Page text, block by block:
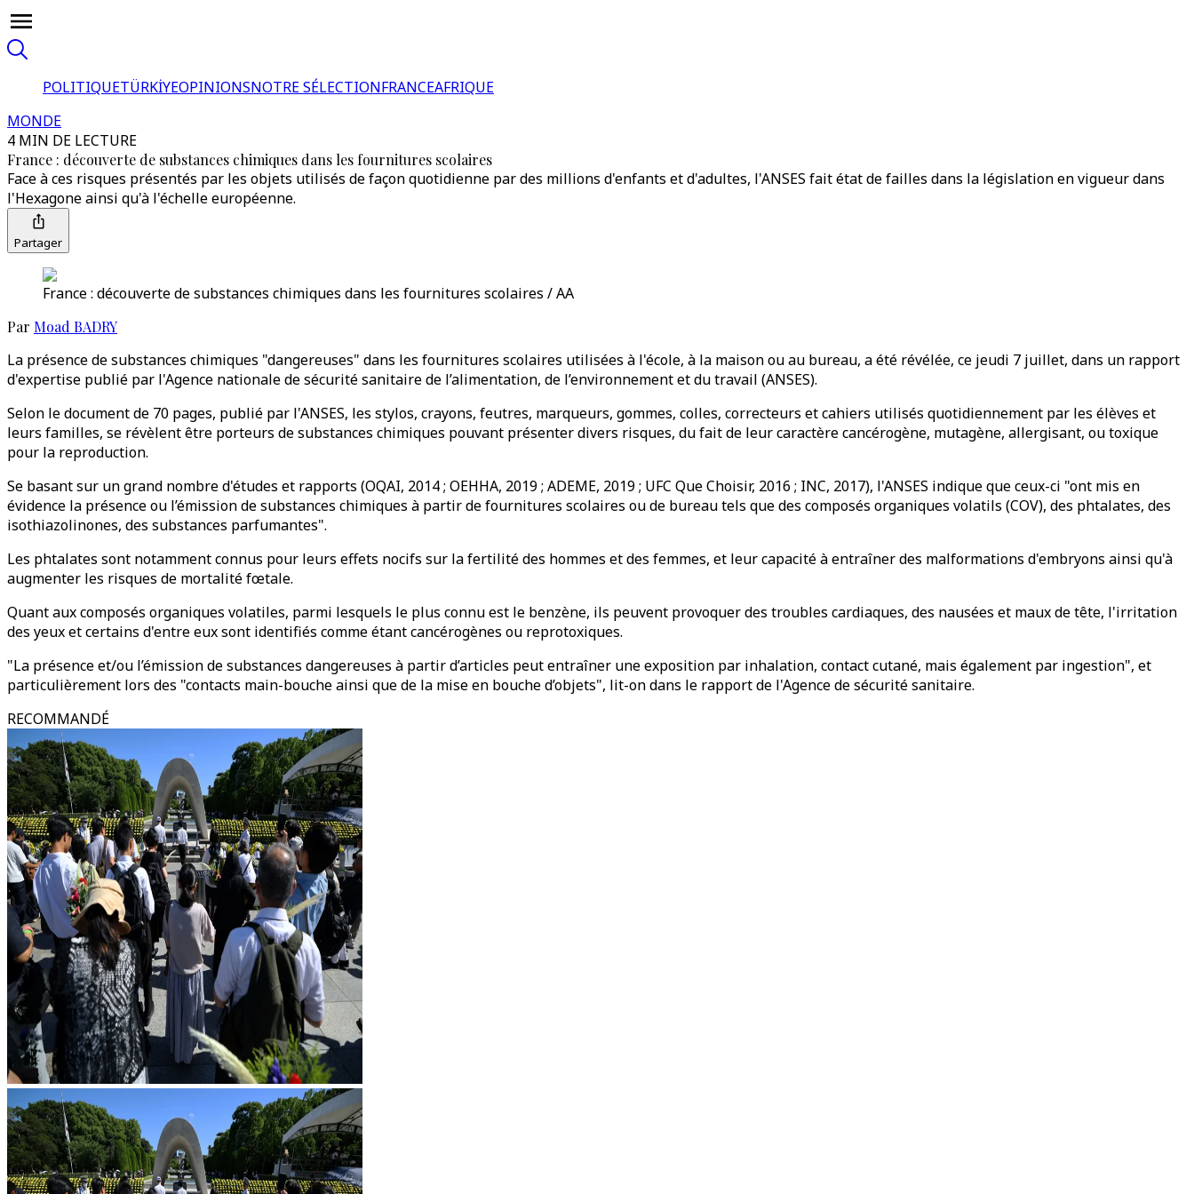
POLITIQUETÜRKİYEOPINIONSNOTRE SÉLECTIONFRANCEAFRIQUE
MONDE
4 MIN DE LECTURE
France : découverte de substances chimiques dans les fournitures scolaires
Face à ces risques présentés par les objets utilisés de façon quotidienne par des millions d'enfants et d'adultes, l'ANSES fait état de failles dans la législation en vigueur dans
l'Hexagone ainsi qu'à l'échelle européenne.
Partager
France : découverte de substances chimiques dans les fournitures scolaires / AA
Par Moad BADRY
La présence de substances chimiques "dangereuses" dans les fournitures scolaires utilisées à l'école, à la maison ou au bureau, a été révélée, ce jeudi 7 juillet, dans un rapport
d'expertise publié par l'Agence nationale de sécurité sanitaire de l’alimentation, de l’environnement et du travail (ANSES).
Selon le document de 70 pages, publié par l'ANSES, les stylos, crayons, feutres, marqueurs, gommes, colles, correcteurs et cahiers utilisés quotidiennement par les élèves et
leurs familles, se révèlent être porteurs de substances chimiques pouvant présenter divers risques, du fait de leur caractère cancérogène, mutagène, allergisant, ou toxique
pour la reproduction.
Se basant sur un grand nombre d'études et rapports (OQAI, 2014 ; OEHHA, 2019 ; ADEME, 2019 ; UFC Que Choisir, 2016 ; INC, 2017), l'ANSES indique que ceux-ci "ont mis en
évidence la présence ou l’émission de substances chimiques à partir de fournitures scolaires ou de bureau tels que des composés organiques volatils (COV), des phtalates, des
isothiazolinones, des substances parfumantes".
Les phtalates sont notamment connus pour leurs effets nocifs sur la fertilité des hommes et des femmes, et leur capacité à entraîner des malformations d'embryons ainsi qu'à
augmenter les risques de mortalité fœtale.
Quant aux composés organiques volatiles, parmi lesquels le plus connu est le benzène, ils peuvent provoquer des troubles cardiaques, des nausées et maux de tête, l'irritation
des yeux et certains d'entre eux sont identifiés comme étant cancérogènes ou reprotoxiques.
"La présence et/ou l’émission de substances dangereuses à partir d’articles peut entraîner une exposition par inhalation, contact cutané, mais également par ingestion", et
particulièrement lors des "contacts main-bouche ainsi que de la mise en bouche d’objets", lit-on dans le rapport de l'Agence de sécurité sanitaire.
RECOMMANDÉ